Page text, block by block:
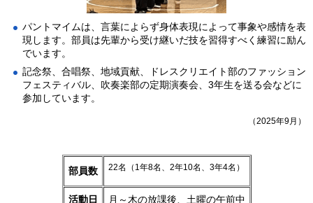
パントマイムは、言葉によらず身体表現によって事象や感情を表
現します。部員は先輩から受け継いだ技を習得すべく練習に励ん
でいます。
記念祭、合唱祭、地域貢献、ドレスクリエイト部のファッション
フェスティバル、吹奏楽部の定期演奏会、3年生を送る会などに
参加しています。
（2025年9月）
部員数 22名（1年8名、2年10名、3年4名）
活動日 月～木の放課後、土曜の午前中